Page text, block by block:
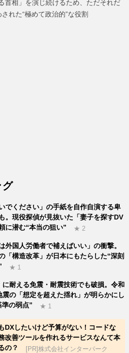
首相」を演じ続けるため、ただそれだ
れた“極めて政治的”な役割
グ
でください」の手紙を自作自演する卑
。現役探偵が見抜いた「妻子を探すDV
に潜む“本当の狙い”
★ 2
外国人労働者で補えばいい」の衝撃。
「構造改革」が日本にもたらした“深刻
★ 1
に耐える免震・耐震技術でも破損。令和
震の「想定を超えた揺れ」が明らかにし
の弱点”
★ 1
DXしたいけど予算がない！コードな
改善ツールを作れるサービスなんて本
の？
[PR]株式会社インターパーク